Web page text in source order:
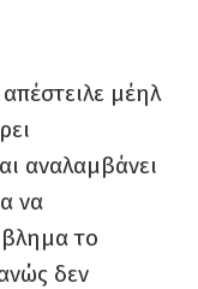
μέηλ
αναλαμβάνει
να
το
δεν